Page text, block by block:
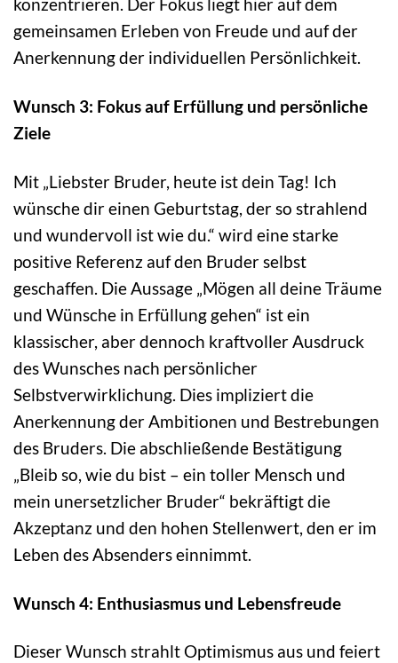
gemeinsamen Erleben von Freude und auf der
Anerkennung der individuellen Persönlichkeit.
Wunsch 3: Fokus auf Erfüllung und persönliche
Ziele
Mit „Liebster Bruder, heute ist dein Tag! Ich
wünsche dir einen Geburtstag, der so strahlend
und wundervoll ist wie du.“ wird eine starke
positive Referenz auf den Bruder selbst
geschaffen. Die Aussage „Mögen all deine Träume
und Wünsche in Erfüllung gehen“ ist ein
klassischer, aber dennoch kraftvoller Ausdruck
des Wunsches nach persönlicher
Selbstverwirklichung. Dies impliziert die
Anerkennung der Ambitionen und Bestrebungen
des Bruders. Die abschließende Bestätigung
„Bleib so, wie du bist – ein toller Mensch und
mein unersetzlicher Bruder“ bekräftigt die
Akzeptanz und den hohen Stellenwert, den er im
Leben des Absenders einnimmt.
Wunsch 4: Enthusiasmus und Lebensfreude
Dieser Wunsch strahlt Optimismus aus und feiert